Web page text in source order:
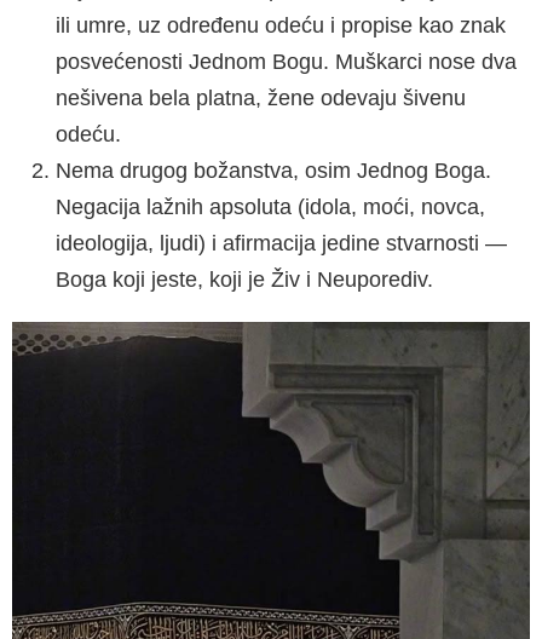
ili umre, uz određenu odeću i propise kao znak
posvećenosti Jednom Bogu. Muškarci nose dva
nešivena bela platna, žene odevaju šivenu
odeću.
Nema drugog božanstva, osim Jednog Boga.
Negacija lažnih apsoluta (idola, moći, novca,
ideologija, ljudi) i afirmacija jedine stvarnosti —
Boga koji jeste, koji je Živ i Neuporediv.